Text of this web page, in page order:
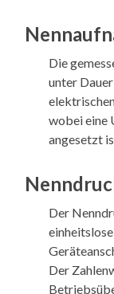
Die
unter
wobei eine
angesetzt
Der
Der